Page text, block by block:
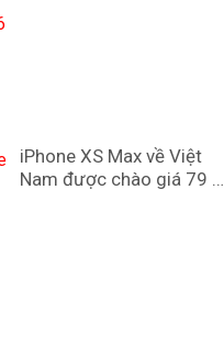
iPhone XS Max về Việt
Nam được chào giá 79 …